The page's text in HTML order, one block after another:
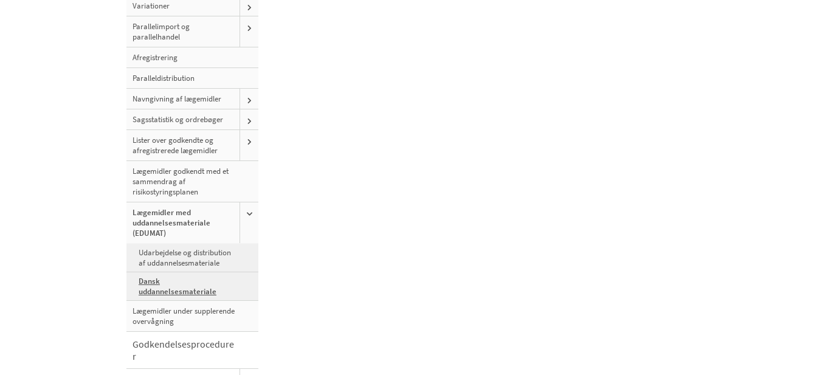
Variationer
Parallelimport og
parallelhandel
Afregistrering
Paralleldistribution
Navngivning af lægemidler
Sagsstatistik og ordrebøger
Lister over godkendte og
afregistrerede lægemidler
Lægemidler godkendt med et
sammendrag af
risikostyringsplanen
Lægemidler med
uddannelsesmateriale
(EDUMAT)
Udarbejdelse og distribution
af uddannelsesmateriale
Dansk
uddannelsesmateriale
Lægemidler under supplerende
overvågning
Godkendelsesprocedure
r